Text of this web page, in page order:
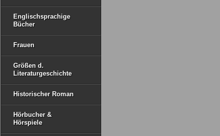
Englischsprachige
Bücher
Frauen
Größen d.
Literaturgeschichte
Historischer Roman
Hörbucher &
Hörspiele